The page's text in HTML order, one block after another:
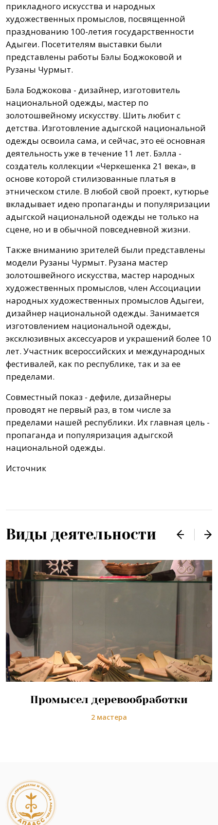
прикладного искусства и народных
художественных промыслов, посвященной
празднованию 100-летия государственности
Адыгеи. Посетителям выставки были
представлены работы Бэлы Боджоковой и
Рузаны Чурмыт.
Бэла Боджокова - дизайнер, изготовитель
национальной одежды, мастер по
золотошвейному искусству. Шить любит с
детства. Изготовление адыгской национальной
одежды освоила сама, и сейчас, это её основная
деятельность уже в течение 11 лет. Бэлла -
создатель коллекции «Черкешенка 21 века», в
основе которой стилизованные платья в
этническом стиле. В любой свой проект, кутюрье
вкладывает идею пропаганды и популяризации
адыгской национальной одежды не только на
сцене, но и в обычной повседневной жизни.
Также вниманию зрителей были представлены
модели Рузаны Чурмыт. Рузана мастер
золотошвейного искусства, мастер народных
художественных промыслов, член Ассоциации
народных художественных промыслов Адыгеи,
дизайнер национальной одежды. Занимается
изготовлением национальной одежды,
эксклюзивных аксессуаров и украшений более 10
лет. Участник всероссийских и международных
фестивалей, как по республике, так и за ее
пределами.
Совместный показ - дефиле, дизайнеры
проводят не первый раз, в том числе за
пределами нашей республики. Их главная цель -
пропаганда и популяризация адыгской
национальной одежды.
Источник
Виды деятельности
Промысел деревообработки
2 мастера